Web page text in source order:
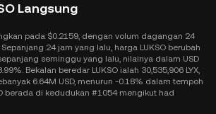
Langsung
pada $0.2159, dengan volum dagangan 24
24 jam yang lalu, harga LUKSO berubah
seminggu yang lalu, nilainya dalam USD
Bekalan beredar LUKSO ialah 30,535,906 LYX,
6.64M USD, menurun -0.18% dalam tempoh
berada di kedudukan #1054 mengikut had